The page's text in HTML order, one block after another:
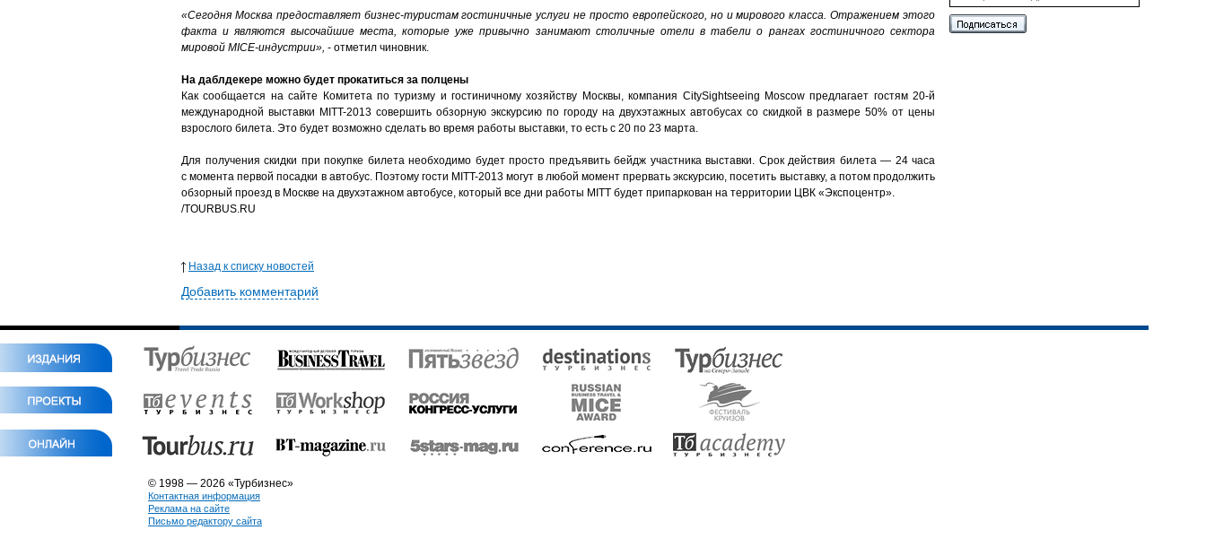
«Сегодня Москва предоставляет бизнес-туристам гостиничные услуги не просто европейского, но и мирового класса. Отражением этого
факта и являются высочайшие места, которые уже привычно занимают столичные отели в табели о рангах гостиничного сектора
мировой MICE-индустрии», - отметил чиновник.
На даблдекере можно будет прокатиться за полцены
Как сообщается на сайте Комитета по туризму и гостиничному хозяйству Москвы, компания CitySightseeing Moscow предлагает гостям 20-й
международной выставки MITT-2013 совершить обзорную экскурсию по городу на двухэтажных автобусах со скидкой в размере 50% от цены
взрослого билета. Это будет возможно сделать во время работы выставки, то есть с 20 по 23 марта.
Для получения скидки при покупке билета необходимо будет просто предъявить бейдж участника выставки. Срок действия билета — 24 часа
с момента первой посадки в автобус. Поэтому гости MITT-2013 могут в любой момент прервать экскурсию, посетить выставку, а потом продолжить
обзорный проезд в Москве на двухэтажном автобусе, который все дни работы MITT будет припаркован на территории ЦВК «Экспоцентр».
/TOURBUS.RU
Назад к списку новостей
Добавить комментарий
© 1998 — 2026 «Турбизнес»
Контактная информация
Реклама на сайте
Письмо редактору сайта